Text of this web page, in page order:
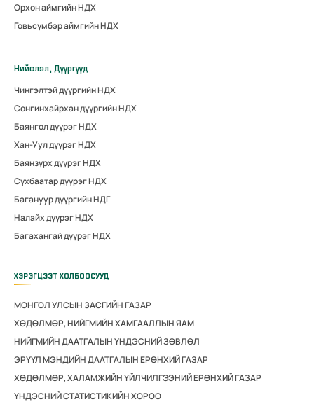
Орхон аймгийн НДХ
Говьсүмбэр аймгийн НДХ
Нийслэл, Дүүргүүд
Чингэлтэй дүүргийн НДХ
Сонгинхайрхан дүүргийн НДХ
Баянгол дүүрэг НДХ
Хан-Уул дүүрэг НДХ
Баянзүрх дүүрэг НДХ
Сүхбаатар дүүрэг НДХ
Багануур дүүргийн НДГ
Налайх дүүрэг НДХ
Багахангай дүүрэг НДХ
ХЭРЭГЦЭЭТ ХОЛБООСУУД
МОНГОЛ УЛСЫН ЗАСГИЙН ГАЗАР
ХӨДӨЛМӨР, НИЙГМИЙН ХАМГААЛЛЫН ЯАМ
НИЙГМИЙН ДААТГАЛЫН ҮНДЭСНИЙ ЗӨВЛӨЛ
ЭРҮҮЛ МЭНДИЙН ДААТГАЛЫН ЕРӨНХИЙ ГАЗАР
ХӨДӨЛМӨР, ХАЛАМЖИЙН ҮЙЛЧИЛГЭЭНИЙ ЕРӨНХИЙ ГАЗАР
ҮНДЭСНИЙ СТАТИСТИКИЙН ХОРОО